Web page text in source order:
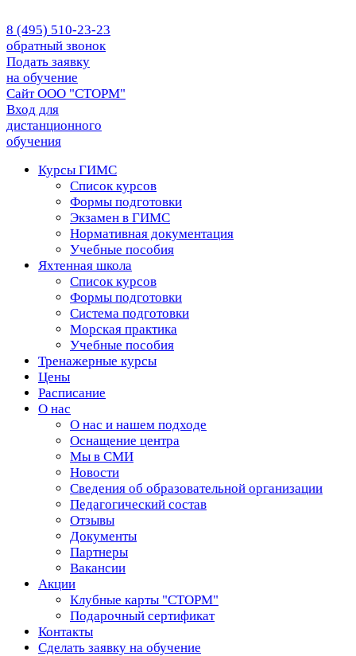
8 (495) 510-23-23
обратный звонок
Подать заявку
на обучение
Сайт ООО "СТОРМ"
Вход для
дистанционного
обучения
Курсы ГИМС
Список курсов
Формы подготовки
Экзамен в ГИМС
Нормативная документация
Учебные пособия
Яхтенная школа
Список курсов
Формы подготовки
Cистема подготовки
Морская практика
Учебные пособия
Тренажерные курсы
Цены
Расписание
О нас
О нас и нашем подходе
Оснащение центра
Мы в СМИ
Новости
Сведения об образовательной организации
Педагогический состав
Отзывы
Документы
Партнеры
Вакансии
Акции
Клубные карты "СТОРМ"
Подарочный сертификат
Контакты
Сделать заявку на обучение